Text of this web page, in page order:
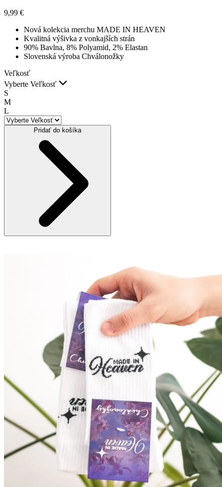
9,99 €
Nová kolekcia merchu MADE IN HEAVEN
Kvalitná výšivka z vonkajších strán
90% Bavlna, 8% Polyamid, 2% Elastan
Slovenská výroba Chválonožky
Veľkosť
Vyberte Veľkosť
S
M
L
Pridať do košíka